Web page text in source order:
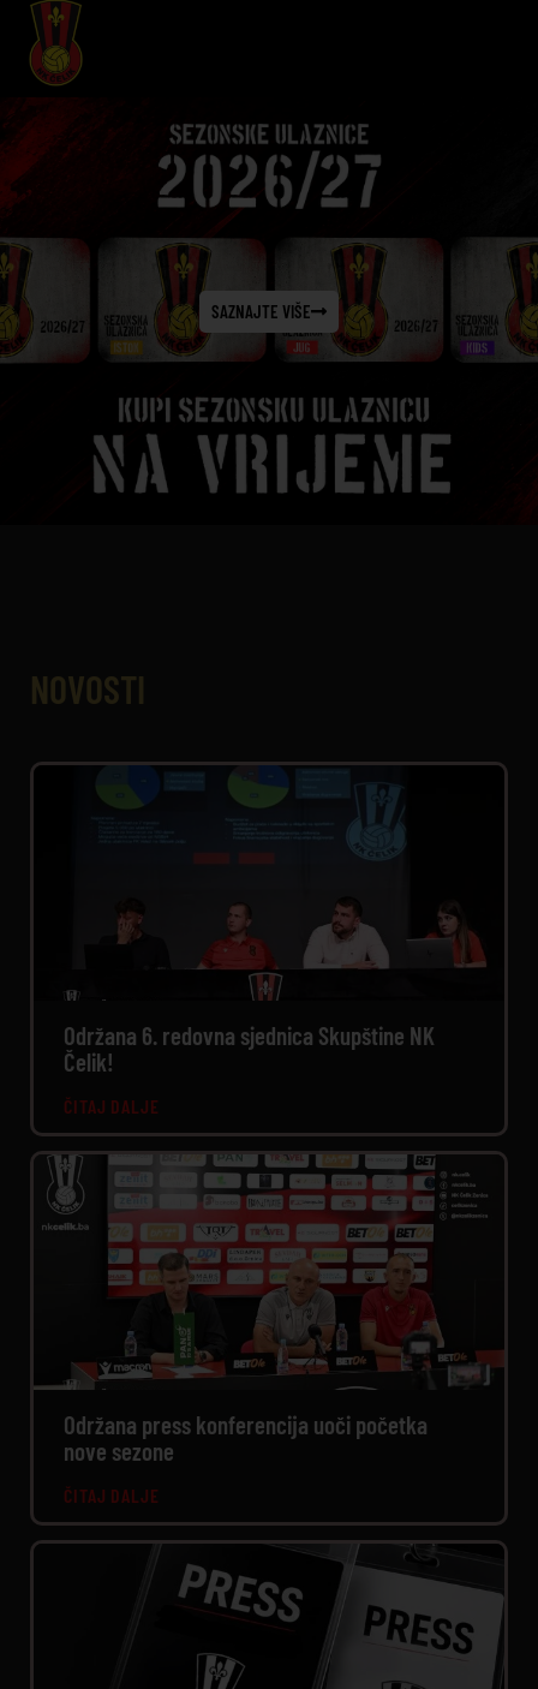
SAZNAJTE VIŠE
NOVOSTI
Održana 6. redovna sjednica Skupštine NK
Čelik!
ČITAJ DALJE
Održana press konferencija uoči početka
nove sezone
ČITAJ DALJE